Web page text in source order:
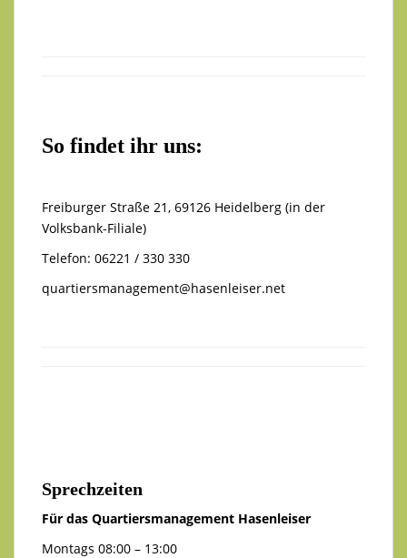
So findet ihr uns:
Freiburger Straße 21, 69126 Heidelberg (in der
Volksbank-Filiale)
Telefon: 06221 / 330 330
quartiersmanagement@hasenleiser.net
Sprechzeiten
Für das Quartiersmanagement Hasenleiser
Montags 08:00 – 13:00